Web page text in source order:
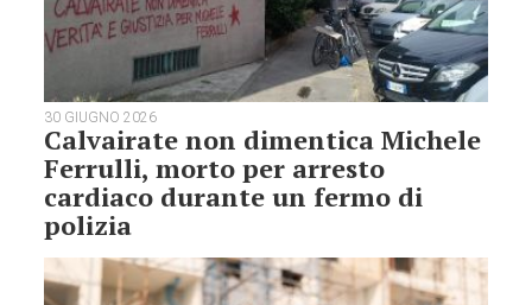
30 GIUGNO 2026
Calvairate non dimentica Michele
Ferrulli, morto per arresto
cardiaco durante un fermo di
polizia